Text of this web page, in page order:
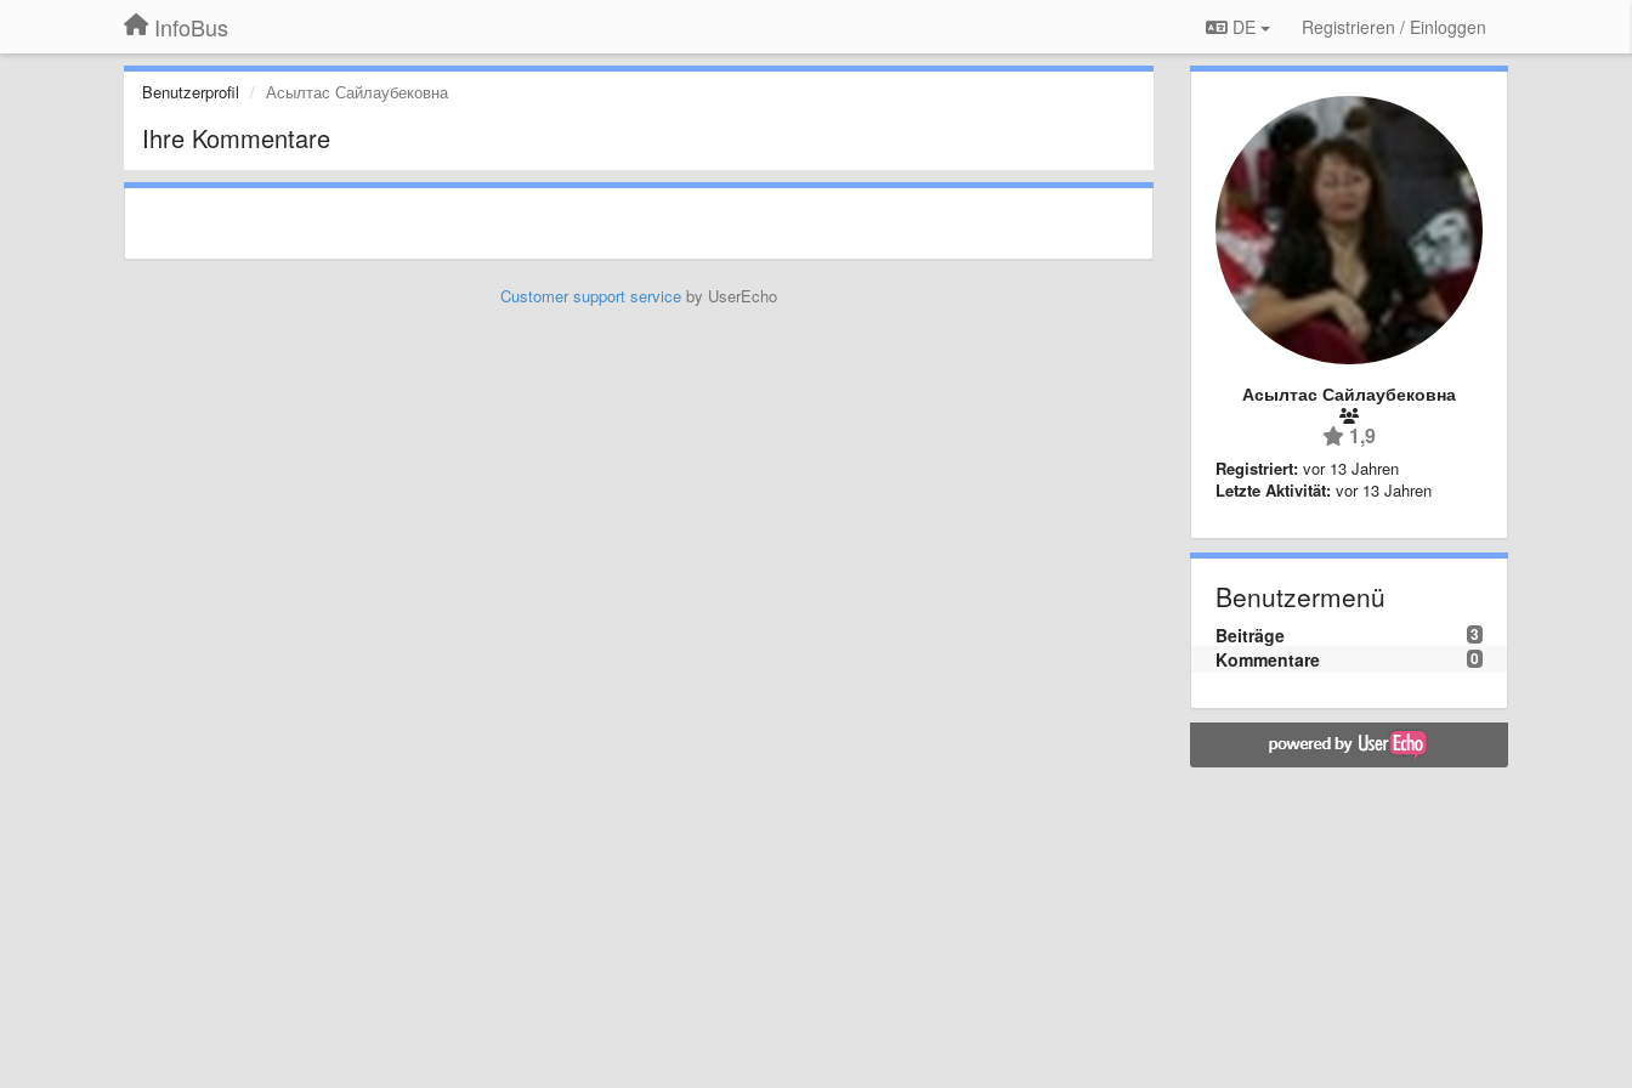
InfoBus DE Registrieren / Einloggen
Benutzerprofil Асылтас Сайлаубековна
Ihre Kommentare
Customer support serviceby UserEcho
Асылтас Сайлаубековна
1,9
Registriert: vor 13 Jahren
Letzte Aktivität: vor 13 Jahren
Benutzermenü
3
Beiträge
0
Kommentare